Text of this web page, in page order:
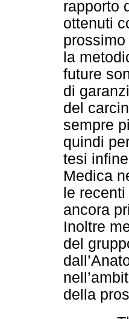
rapporto
ottenuti
la
future
di
del
sempre
quindi
tesi
Medica
le
ancora
Inoltre
del
della